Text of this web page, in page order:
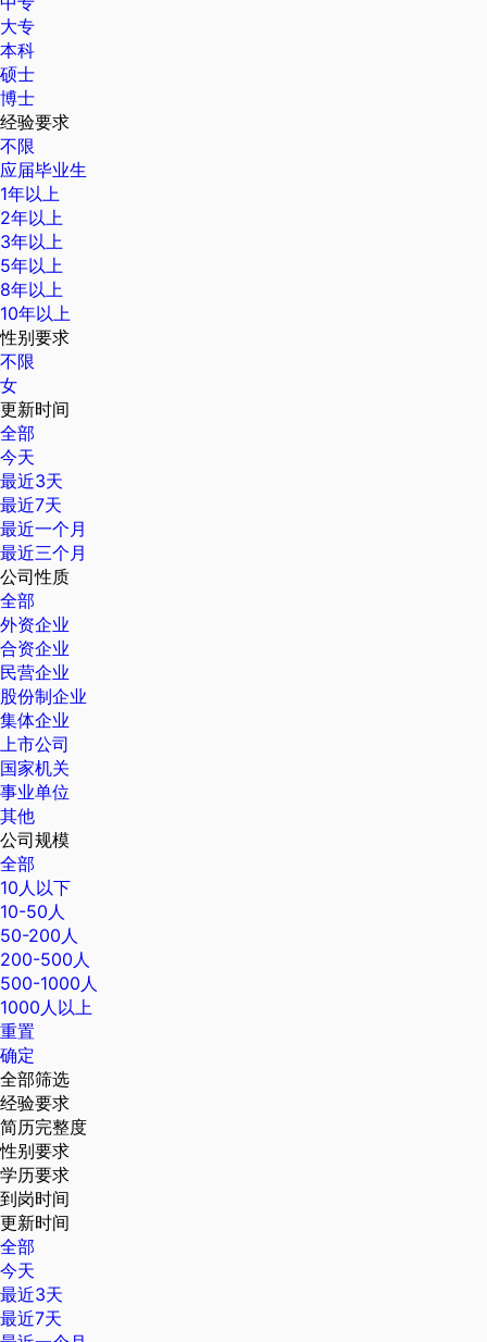
大专
本科
硕士
博士
经验要求
不限
应届毕业生
1年以上
2年以上
3年以上
5年以上
8年以上
10年以上
性别要求
不限
女
更新时间
全部
今天
最近3天
最近7天
最近一个月
最近三个月
公司性质
全部
外资企业
合资企业
民营企业
股份制企业
集体企业
上市公司
国家机关
事业单位
其他
公司规模
全部
10人以下
10-50人
50-200人
200-500人
500-1000人
1000人以上
重置
确定
全部筛选
经验要求
简历完整度
性别要求
学历要求
到岗时间
更新时间
全部
今天
最近3天
最近7天